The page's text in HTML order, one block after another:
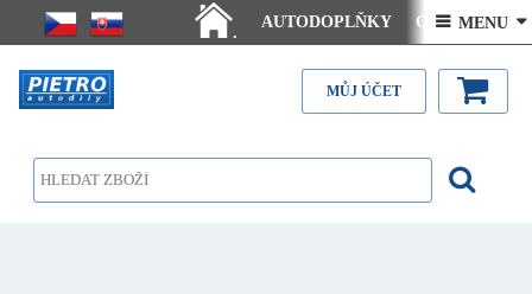
.
AUTODOPLŇKY Ceny doručení
Články - návody Kontakt
 MENU 
MŮJ ÚČET